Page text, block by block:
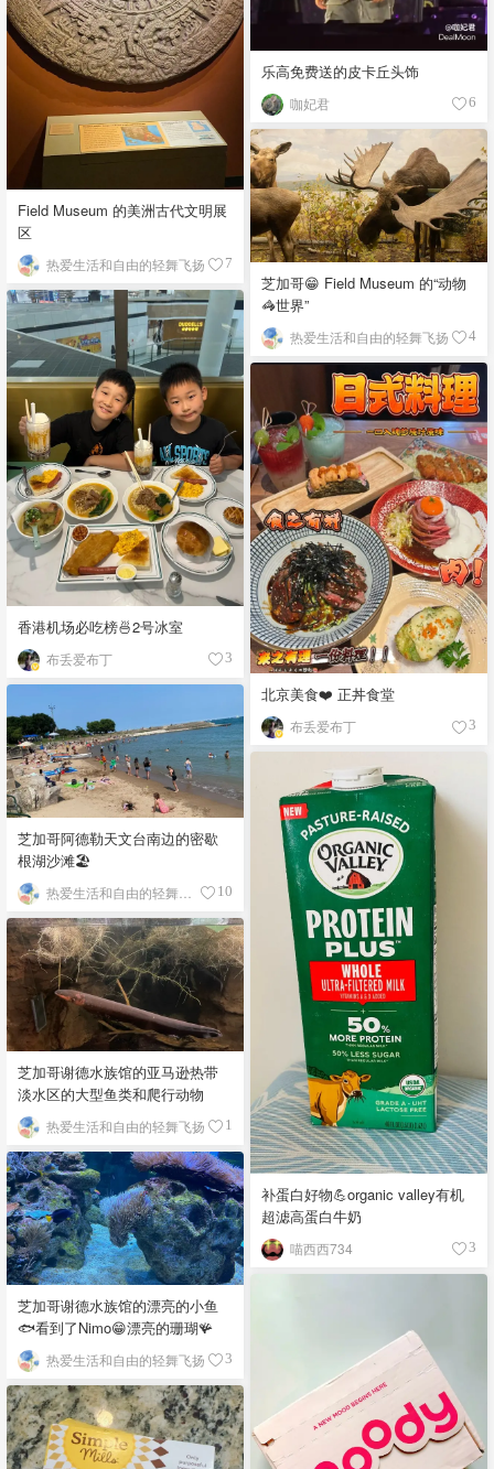
乐高免费送的皮卡丘头饰
咖妃君 6
Field Museum 的美洲古代文明展
区
热爱生活和自由的轻舞飞扬 7
芝加哥😁 Field Museum 的“动物
🦓世界”
热爱生活和自由的轻舞飞扬 4
香港机场必吃榜🍜2号冰室
布丢爱布丁 3
北京美食❤️ 正丼食堂
布丢爱布丁 3
芝加哥阿德勒天文台南边的密歇
根湖沙滩🏖️
10
补蛋白好物💪organic valley有机
超滤高蛋白牛奶
喵西西734 3
芝加哥谢德水族馆的亚马逊热带
淡水区的大型鱼类和爬行动物
热爱生活和自由的轻舞飞扬 1
芝加哥谢德水族馆的漂亮的小鱼
🐟看到了Nimo😁漂亮的珊瑚🪸
热爱生活和自由的轻舞飞扬 3